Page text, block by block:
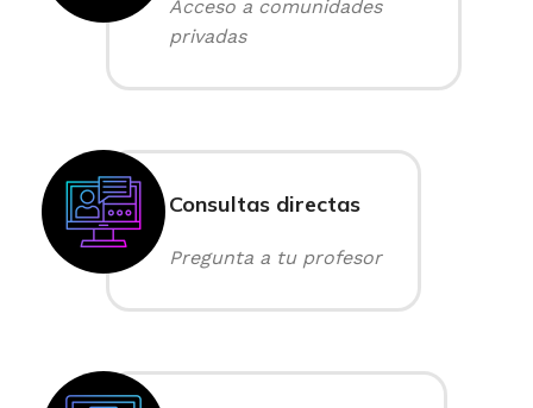
Acceso a comunidades
privadas
Consultas directas
Pregunta a tu profesor